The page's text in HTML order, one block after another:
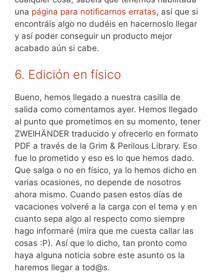
una página para notificarnos erratas, así que si
encontráis algo no dudéis en hacernoslo llegar
y así poder conseguir un producto mejor
acabado aún si cabe.
6. Edición en físico
Bueno, hemos llegado a nuestra casilla de
salida como comentamos ayer. Hemos llegado
al punto que prometimos en su momento, tener
ZWEIHÄNDER traducido y ofrecerlo en formato
PDF a través de la Grim & Perilous Library. Eso
fue lo prometido y eso es lo que hemos dado.
Que salga o no en físico, ya lo hemos dicho en
varias ocasiones, no depende de nosotros
ahora mismo. Cuando pasen estos días de
vacaciones volveré a la carga con el tema y en
cuanto sepa algo al respecto como siempre
hago informaré (mira que me cuesta callar las
cosas :P). Así que lo dicho, tan pronto como
haya alguna noticia sobre este asunto os la
haremos llegar a tod@s.